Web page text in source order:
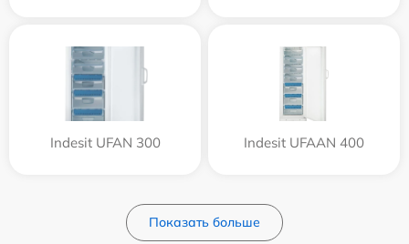
Indesit UFAN 300 Indesit UFAAN 400
Показать больше